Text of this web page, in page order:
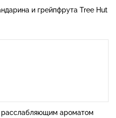
и грейпфрута Tree Hut
ароматом